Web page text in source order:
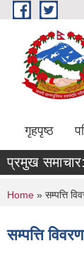
Skip to main
गृहपृष्ठ
प्रमुख समाचार:
You are
Home » सम्‍पत्ति
सम्‍पत्ति